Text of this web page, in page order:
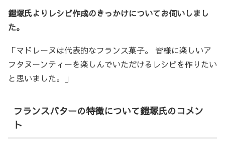
鎧塚氏よりレシピ作成のきっかけについてお伺いしまし
た。
「マドレーヌは代表的なフランス菓子。 皆様に楽しいア
フタヌーンティーを楽しんでいただけるレシピを作りたい
と思いました。」
フランスバターの特徴について鎧塚氏のコメン
ト